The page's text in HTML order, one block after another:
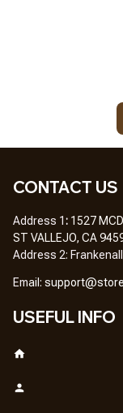
CONTACT US
Address 1: 1527
ST VALLEJO, CA
Address 2:
Email:
USEFUL INFO